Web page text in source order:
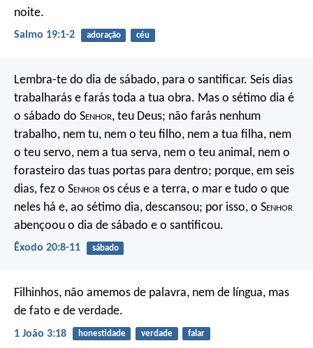
noite.
Salmo 19:1-2 adoração céu
Lembra-te do dia de sábado, para o santificar. Seis dias
trabalharás e farás toda a tua obra. Mas o sétimo dia é
o sábado do Senhor, teu Deus; não farás nenhum
trabalho, nem tu, nem o teu filho, nem a tua filha, nem
o teu servo, nem a tua serva, nem o teu animal, nem o
forasteiro das tuas portas para dentro; porque, em seis
dias, fez o Senhor os céus e a terra, o mar e tudo o que
neles há e, ao sétimo dia, descansou; por isso, o Senhor
abençoou o dia de sábado e o santificou.
Êxodo 20:8-11 sábado
Filhinhos, não amemos de palavra, nem de língua, mas
de fato e de verdade.
1 João 3:18 honestidade verdade falar